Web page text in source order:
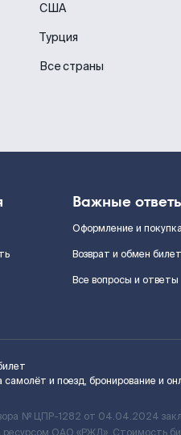
США
Турция
Все страны
Важные
Оформление и покупка
Возврат и обмен
Все вопросы и ответы
и поезд, бронирование и
№ ЦПР-1282 от 04.04.2024